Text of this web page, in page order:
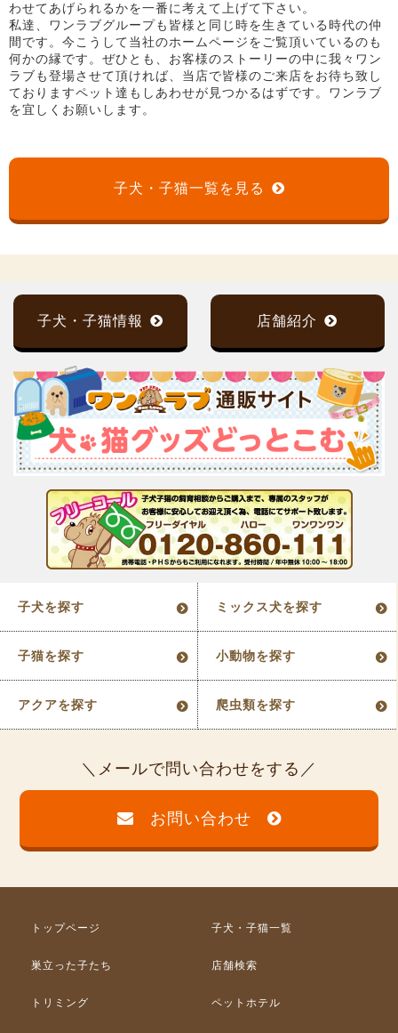
わせてあげられるかを一番に考えて上げて下さい。
私達、ワンラブグループも皆様と同じ時を生きている時代の仲
間です。今こうして当社のホームページをご覧頂いているのも
何かの縁です。ぜひとも、お客様のストーリーの中に我々ワン
ラブも登場させて頂ければ、当店で皆様のご来店をお待ち致し
ておりますペット達もしあわせが見つかるはずです。ワンラブ
を宜しくお願いします。
子犬・子猫一覧を見る
子犬・子猫情報 店舗紹介
子犬を探す ミックス犬を探す
子猫を探す 小動物を探す
アクアを探す 爬虫類を探す
メールで問い合わせをする
お問い合わせ
トップページ 子犬・子猫一覧
巣立った子たち 店舗検索
トリミング ペットホテル